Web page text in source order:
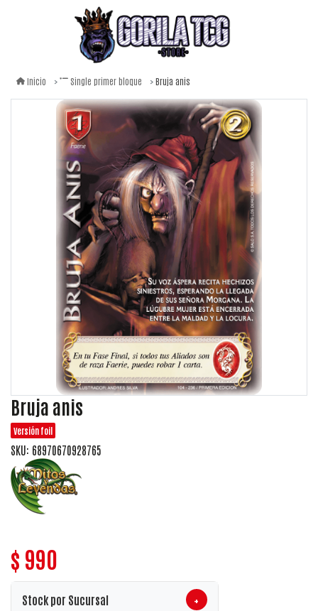
Inicio Single primer bloque Bruja anis
Bruja anis
Versión foil
SKU: 68970670928765
$ 990
Stock por Sucursal +